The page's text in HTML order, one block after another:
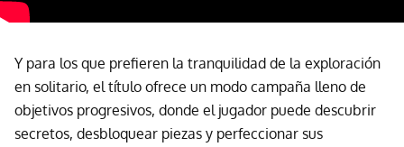
Y para los que prefieren la tranquilidad de la exploración
en solitario, el título ofrece un modo campaña lleno de
objetivos progresivos, donde el jugador puede descubrir
secretos, desbloquear piezas y perfeccionar sus